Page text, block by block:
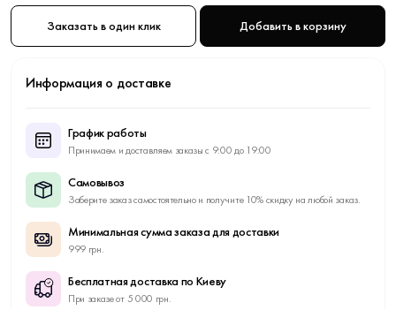
Заказать в один клик Добавить в корзину
Информация о доставке
График работы
Принимаем и доставляем заказы с 9:00 до 19:00
Самовывоз
Заберите заказ самостоятельно и получите 10% скидку на любой заказ.
Минимальная сумма заказа для доставки
999 грн.
Бесплатная доставка по Киеву
При заказе от 5 000 грн.